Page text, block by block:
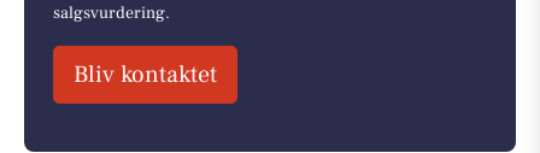
salgsvurdering.
Bliv kontaktet